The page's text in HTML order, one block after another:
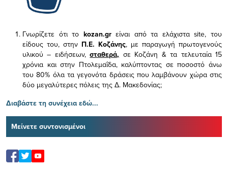
Γνωρίζετε ότι το kozan.gr είναι από τα ελάχισταsite, του
είδους του, στην Π.Ε. Κοζάνης, με παραγωγή πρωτογενούς
υλικού – ειδήσεων,σταθερά, σε Κοζάνη & τα τελευταία 15
χρόνια και στην Πτολεμαΐδα, καλύπτοντας σε ποσοστό άνω
του 80% όλα τα γεγονότα δράσεις που λαμβάνουν χώρα στις
δύο μεγαλύτερες πόλεις της Δ. Μακεδονίας;
Διαβάστε τη συνέχεια εδώ...
Μείνετε συντονισμένοι